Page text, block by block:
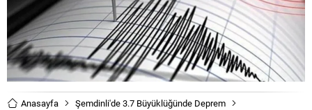
Anasayfa
Şemdinli'de 3.7 Büyüklüğünde Deprem